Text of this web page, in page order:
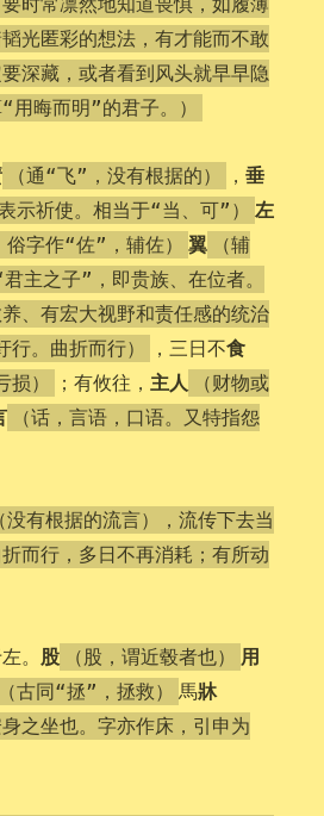
光匿彩的想法，有才能而不敢
深藏，或者看到风头就早早隐
用晦而明”的君子。）
（通“飞”，没有根据的） ，垂
表示祈使。相当于“当、可”） 左
俗字作“佐”，辅佐） 翼
（辅
君主之子”，即贵族、在位者。
、有宏大视野和责任感的统治
行。曲折而行） ，三日不食
损） ；有攸往， 主人
（财物或
（话，言语，口语。又特指怨
有根据的流言），流传下去当
而行，多日不再消耗；有所动
。 股 （股，谓近毂者也） 用
（古同“拯”，拯救） 馬牀
之坐也。字亦作床，引申为